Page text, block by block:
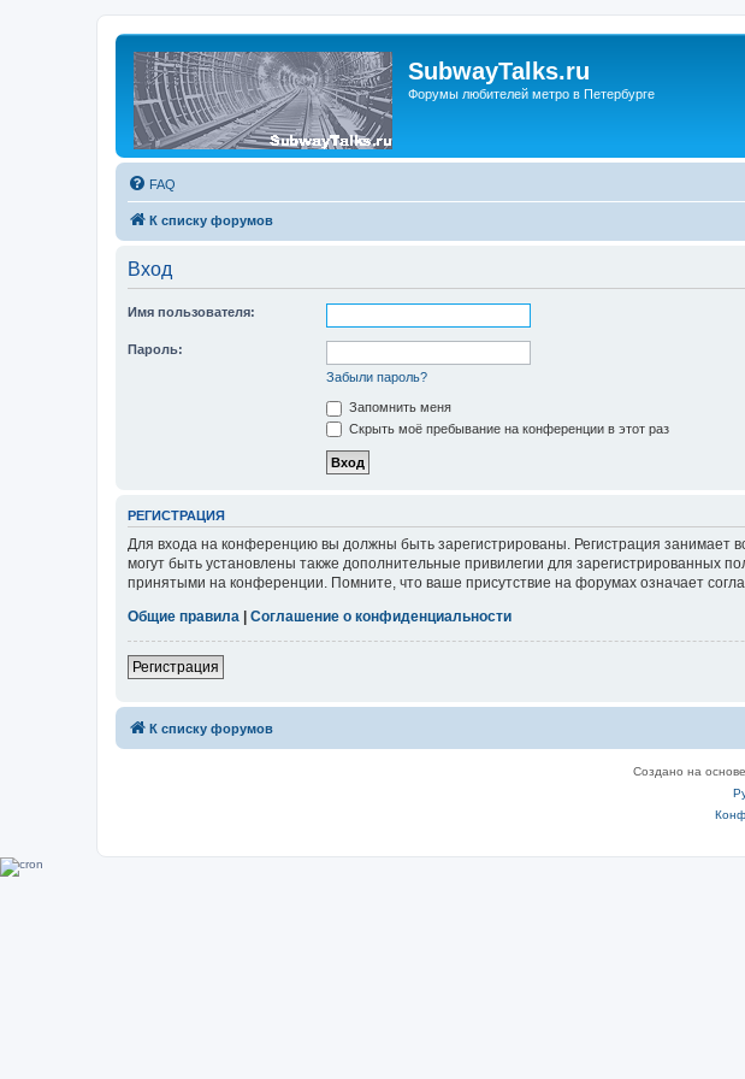
SubwayTalks.ru
Форумы любителей метро в Петербурге
FAQ
К списку форумов
Вход
Имя пользователя:
Пароль:
Забыли пароль?
Запомнить меня
Скрыть моё пребывание на конференции в этот раз
РЕГИСТРАЦИЯ
Для входа на конференцию вы должны быть зарегистрированы. Регистрация занимает
могут быть установлены также дополнительные привилегии для зарегистрированных
принятыми на конференции. Помните, что ваше присутствие на форумах означает
Общие правила | Соглашение о конфиденциальности
Регистрация
К списку форумов
Создано на основе